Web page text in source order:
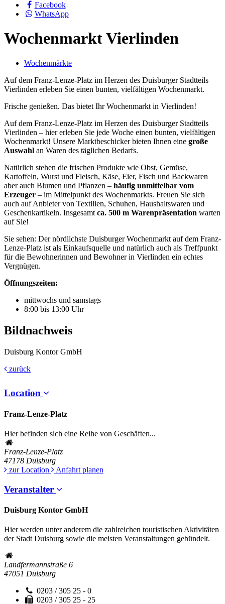
Facebook
WhatsApp
Wochenmarkt Vierlinden
Wochenmärkte
Auf dem Franz-Lenze-Platz im Herzen des Duisburger Stadtteils
Vierlinden erleben Sie einen bunten, vielfältigen Wochenmarkt.
Frische genießen. Das bietet Ihr Wochenmarkt in Vierlinden!
Auf dem Franz-Lenze-Platz im Herzen des Duisburger Stadtteils
Vierlinden – hier erleben Sie jede Woche einen bunten, vielfältigen
Wochenmarkt! Unsere Marktbeschicker bieten Ihnen eine große
Auswahl an Waren des täglichen Bedarfs.
Natürlich stehen die frischen Produkte wie Obst, Gemüse,
Kartoffeln, Wurst und Fleisch, Käse, Eier, Fisch und Backwaren
aber auch Blumen und Pflanzen – häufig unmittelbar vom
Erzeuger – im Mittelpunkt des Wochenmarkts. Freuen Sie sich
auch auf Anbieter von Textilien, Schuhen, Haushaltswaren und
Geschenkartikeln. Insgesamt ca. 500 m Warenpräsentation warten
auf Sie!
Sie sehen: Der nördlichste Duisburger Wochenmarkt auf dem Franz-
Lenze-Platz ist als Einkaufsquelle und natürlich auch als Treffpunkt
für die Bewohnerinnen und Bewohner in Vierlinden ein echtes
Vergnügen.
Öffnungszeiten:
mittwochs und samstags
8:00 bis 13:00 Uhr
Bildnachweis
Duisburg Kontor GmbH
zurück
Location
Franz-Lenze-Platz
Hier befinden sich eine Reihe von Geschäften...
Franz-Lenze-Platz
47178 Duisburg
zur Location
Anfahrt planen
Veranstalter
Duisburg Kontor GmbH
Hier werden unter anderem die zahlreichen touristischen Aktivitäten
der Stadt Duisburg sowie die meisten Veranstaltungen gebündelt.
Landfermannstraße 6
47051 Duisburg
0203 / 305 25 - 0
0203 / 305 25 - 25